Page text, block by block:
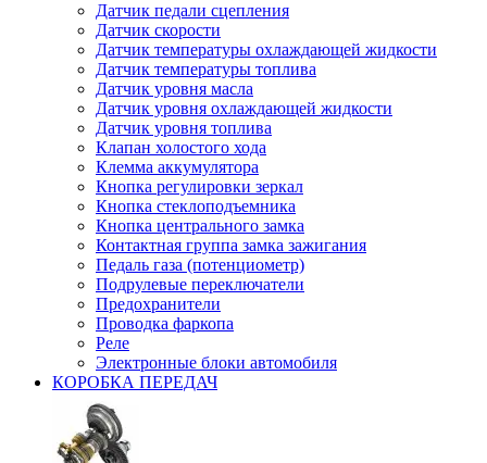
Датчик педали сцепления
Датчик скорости
Датчик температуры охлаждающей жидкости
Датчик температуры топлива
Датчик уровня масла
Датчик уровня охлаждающей жидкости
Датчик уровня топлива
Клапан холостого хода
Клемма аккумулятора
Кнопка регулировки зеркал
Кнопка стеклоподъемника
Кнопка центрального замка
Контактная группа замка зажигания
Педаль газа (потенциометр)
Подрулевые переключатели
Предохранители
Проводка фаркопа
Реле
Электронные блоки автомобиля
КОРОБКА ПЕРЕДАЧ